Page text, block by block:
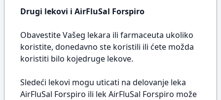
Drugi lekovi i AirFluSal Forspiro
Obavestite Vašeg lekara ili farmaceuta ukoliko
koristite, donedavno ste koristili ili ćete možda
koristiti bilo kojedruge lekove.
Sledeći lekovi mogu uticati na delovanje leka
AirFluSal Forspiro ili lek AirFluSal Forspiro može